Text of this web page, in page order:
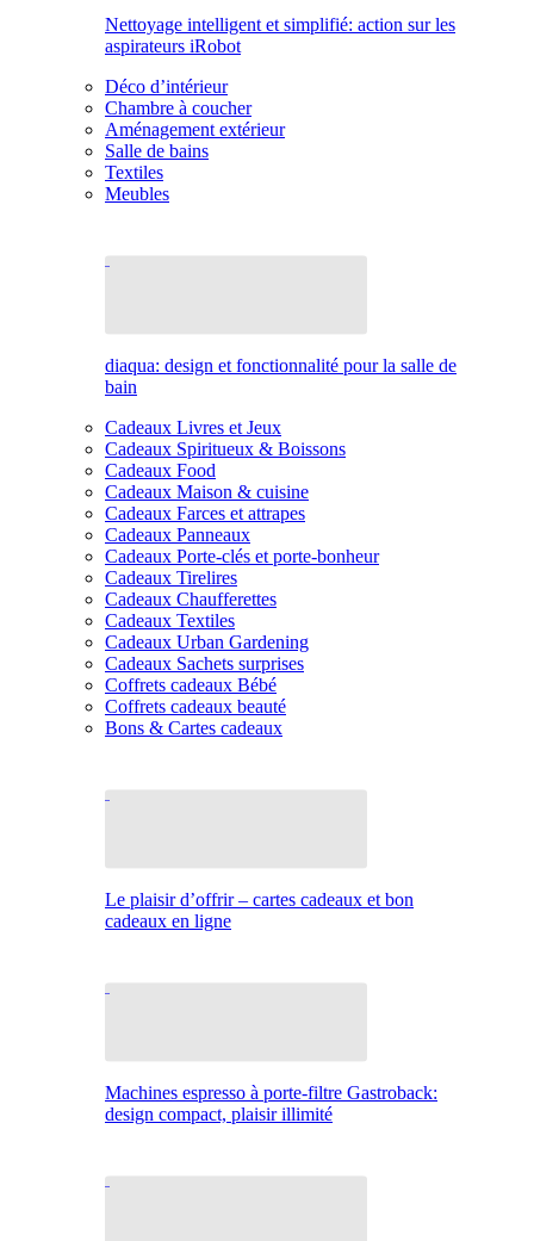
Nettoyage intelligent et simplifié: action sur les
aspirateurs iRobot
Déco d’intérieur
Chambre à coucher
Aménagement extérieur
Salle de bains
Textiles
Meubles
diaqua: design et fonctionnalité pour la salle de
bain
Cadeaux Livres et Jeux
Cadeaux Spiritueux & Boissons
Cadeaux Food
Cadeaux Maison & cuisine
Cadeaux Farces et attrapes
Cadeaux Panneaux
Cadeaux Porte-clés et porte-bonheur
Cadeaux Tirelires
Cadeaux Chaufferettes
Cadeaux Textiles
Cadeaux Urban Gardening
Cadeaux Sachets surprises
Coffrets cadeaux Bébé
Coffrets cadeaux beauté
Bons & Cartes cadeaux
Le plaisir d’offrir – cartes cadeaux et bon
cadeaux en ligne
Machines espresso à porte-filtre Gastroback:
design compact, plaisir illimité